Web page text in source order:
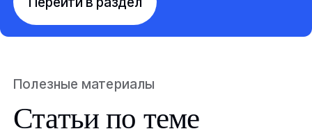
Полезные материалы
Статьи по теме